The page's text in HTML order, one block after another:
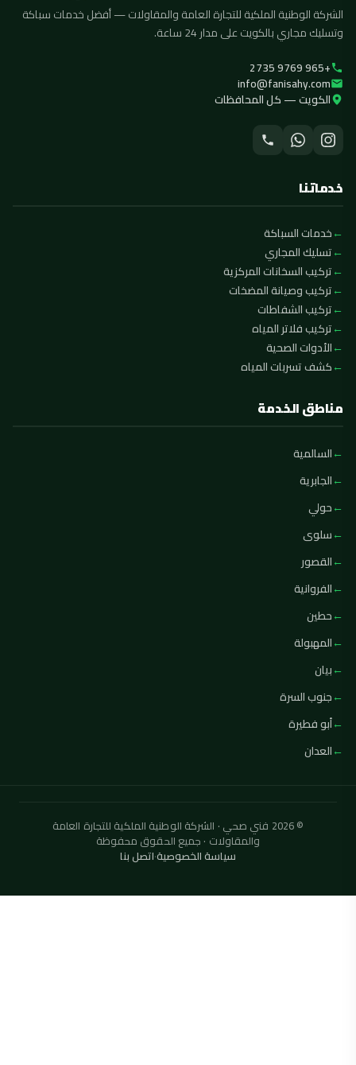
الشركة الوطنية الملكية للتجارة العامة والمقاولات — أفضل خدمات سباكة
وتسليك مجاري بالكويت على مدار 24 ساعة.
+965 9769 2735
info@fanisahy.com
الكويت — كل المحافظات
خدماتنا
خدمات السباكة
تسليك المجاري
تركيب السخانات المركزية
تركيب وصيانة المضخات
تركيب الشفاطات
تركيب فلاتر المياه
الأدوات الصحية
كشف تسربات المياه
مناطق الخدمة
السالمية
الجابرية
حولي
سلوى
القصور
الفروانية
حطين
المهبولة
بيان
جنوب السرة
أبو فطيرة
العدان
© 2026 فني صحي · الشركة الوطنية الملكية للتجارة العامة
والمقاولات · جميع الحقوق محفوظة
سياسة الخصوصية·اتصل بنا